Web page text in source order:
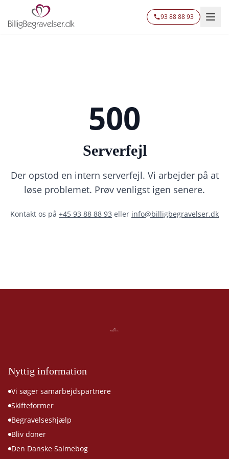
93 88 88 93
500
Serverfejl
Der opstod en intern serverfejl. Vi arbejder på at
løse problemet. Prøv venligst igen senere.
Kontakt os på +45 93 88 88 93 eller info@billigbegravelser.dk
Nyttig information
Vi søger samarbejdspartnere
Skifteformer
Begravelseshjælp
Bliv doner
Den Danske Salmebog